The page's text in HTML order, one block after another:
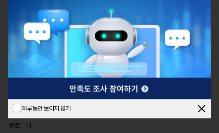
하루동안 보이지 않기
21~22
27:07
맛보기 :
10
생물다양성보전 (개념)
페이지 : 23~24
맛보기 :
번호 : 11